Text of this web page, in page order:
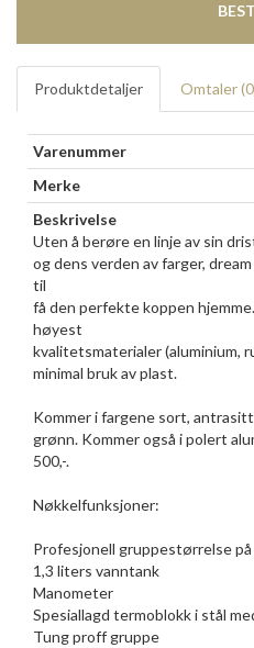
Produktdetaljer Omtaler (0
Varenummer
Merke
Beskrivelse
Uten å berøre en linje av sin
og dens verden av farger,
til
få den perfekte koppen
høyest
kvalitetsmaterialer (aluminium,
minimal bruk av plast.
Kommer i fargene sort,
grønn. Kommer også i polert
500,-.
Nøkkelfunksjoner:
Profesjonell gruppestørrelse på
1,3 liters vanntank
Manometer
Spesiallagd termoblokk i stål
Tung proff gruppe